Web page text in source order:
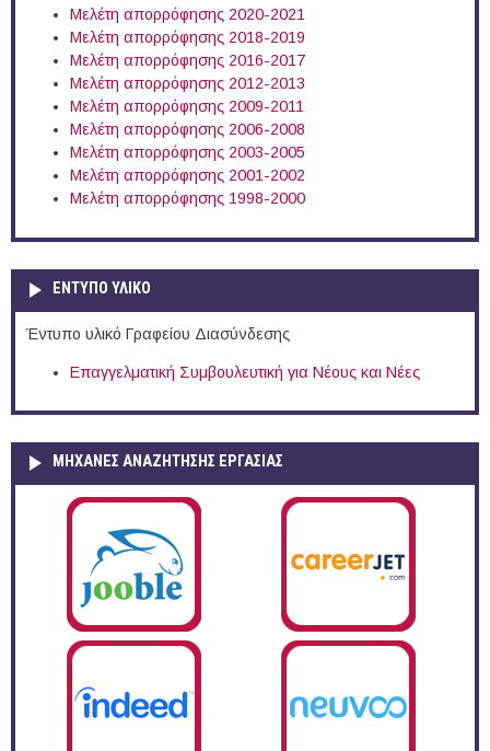
Μελέτη απορρόφησης 2020-2021
Μελέτη απορρόφησης 2018-2019
Μελέτη απορρόφησης 2016-2017
Μελέτη απορρόφησης 2012-2013
Μελέτη απορρόφησης 2009-2011
Μελέτη απορρόφησης 2006-2008
Μελέτη απορρόφησης 2003-2005
Μελέτη απορρόφησης 2001-2002
Μελέτη απορρόφησης 1998-2000
ΕΝΤΥΠΟ ΥΛΙΚΟ
Έντυπο υλικό Γραφείου Διασύνδεσης
Επαγγελματική Συμβουλευτική για Νέους και Νέες
ΜΗΧΑΝΕΣ ΑΝΑΖΗΤΗΣΗΣ ΕΡΓΑΣΙΑΣ